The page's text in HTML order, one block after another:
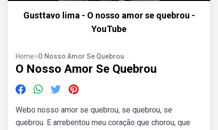
Gusttavo lima - O nosso amor se quebrou -
YouTube
Home>O Nosso Amor Se Quebrou
O Nosso Amor Se Quebrou
Webo nosso amor se quebrou, se quebrou, se
quebrou. E arrebentou meu coração que chorou, que